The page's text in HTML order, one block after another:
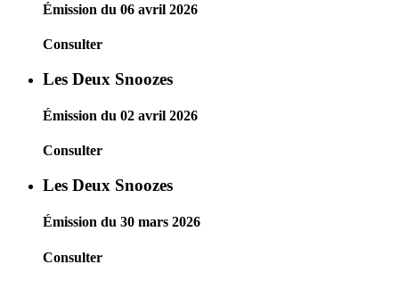
Émission du 06 avril 2026
Consulter
Les Deux Snoozes
Émission du 02 avril 2026
Consulter
Les Deux Snoozes
Émission du 30 mars 2026
Consulter